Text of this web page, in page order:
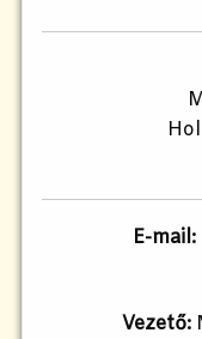
E-mail:
Vezető: